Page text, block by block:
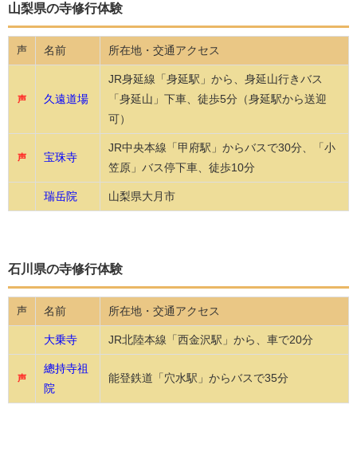
山梨県の寺修行体験
声 名前 所在地・交通アクセス
声 久遠道場
JR身延線「身延駅」から、身延山行きバス
「身延山」下車、徒歩5分（身延駅から送迎
可）
声 宝珠寺
JR中央本線「甲府駅」からバスで30分、「小
笠原」バス停下車、徒歩10分
瑞岳院 山梨県大月市
石川県の寺修行体験
声 名前 所在地・交通アクセス
大乗寺 JR北陸本線「西金沢駅」から、車で20分
声
總持寺祖
院
能登鉄道「穴水駅」からバスで35分